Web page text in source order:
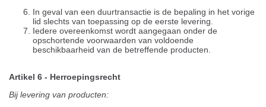
In geval van een duurtransactie is de bepaling in het vorige
lid slechts van toepassing op de eerste levering.
Iedere overeenkomst wordt aangegaan onder de
opschortende voorwaarden van voldoende
beschikbaarheid van de betreffende producten.
Artikel 6 - Herroepingsrecht
Bij levering van producten: